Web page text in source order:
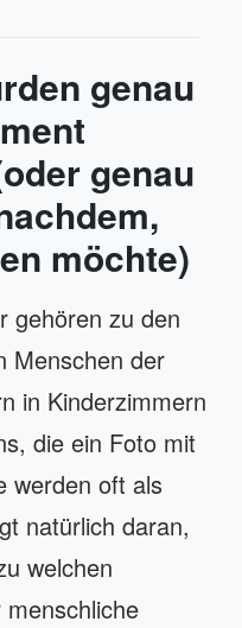
genau
genau
möchte)
gehören zu den
Menschen der
in Kinderzimmern
die ein Foto mit
werden oft als
natürlich daran,
welchen